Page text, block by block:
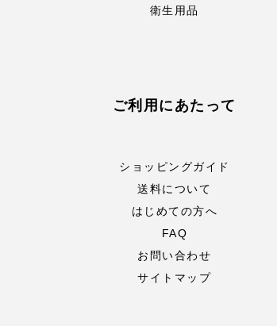
衛生用品
ご利用にあたって
ショッピングガイド
送料について
はじめての方へ
FAQ
お問い合わせ
サイトマップ